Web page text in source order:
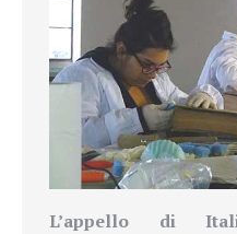
L’appello di